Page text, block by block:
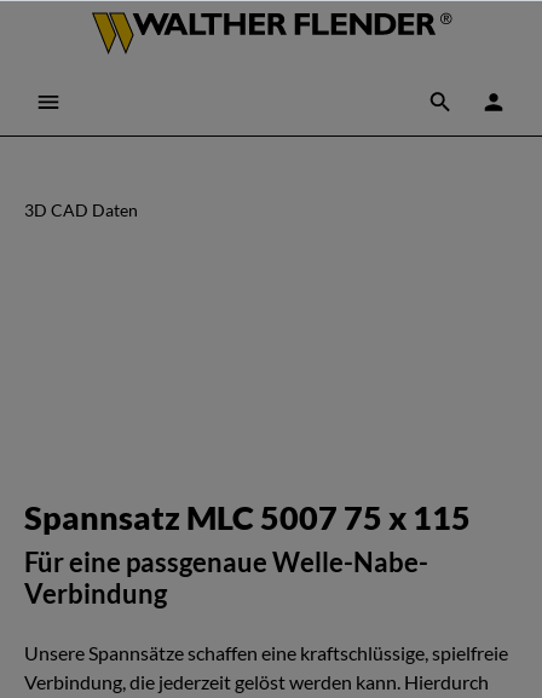
3D CAD Daten
Spannsatz MLC 5007 75 x 115
Für eine passgenaue Welle-Nabe-
Verbindung
Unsere Spannsätze schaffen eine kraftschlüssige, spielfreie
Verbindung, die jederzeit gelöst werden kann. Hierdurch